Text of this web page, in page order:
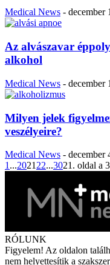
Medical News - december
Az alvászavar
alkohol
Medical News - december
Milyen jelek
veszélyeire?
Medical News - december
1 ...2021 22...3021. oldal a
RÓLUNK
Figyelem! Az oldalon
nem helyettesítik a